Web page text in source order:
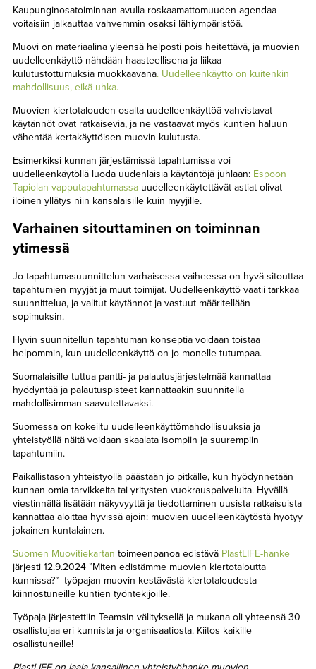
Kaupunginosatoiminnan avulla roskaamattomuuden agendaa
voitaisiin jalkauttaa vahvemmin osaksi lähiympäristöä.
Muovi on materiaalina yleensä helposti pois heitettävä, ja muovien
uudelleenkäyttö nähdään haasteellisena ja liikaa
kulutustottumuksia muokkaavana. Uudelleenkäyttö on kuitenkin
mahdollisuus, eikä uhka.
Muovien kiertotalouden osalta uudelleenkäyttöä vahvistavat
käytännöt ovat ratkaisevia, ja ne vastaavat myös kuntien haluun
vähentää kertakäyttöisen muovin kulutusta.
Esimerkiksi kunnan järjestämissä tapahtumissa voi
uudelleenkäytöllä luoda uudenlaisia käytäntöjä juhlaan: Espoon
Tapiolan vapputapahtumassauudelleenkäytettävät astiat olivat
iloinen yllätys niin kansalaisille kuin myyjille.
Varhainen sitouttaminen on toiminnan
ytimessä
Jo tapahtumasuunnittelun varhaisessa vaiheessa on hyvä sitouttaa
tapahtumien myyjät ja muut toimijat. Uudelleenkäyttö vaatii tarkkaa
suunnittelua, ja valitut käytännöt ja vastuut määritellään
sopimuksin.
Hyvin suunnitellun tapahtuman konseptia voidaan toistaa
helpommin, kun uudelleenkäyttö on jo monelle tutumpaa.
Suomalaisille tuttua pantti- ja palautusjärjestelmää kannattaa
hyödyntää ja palautuspisteet kannattaakin suunnitella
mahdollisimman saavutettavaksi.
Suomessa on kokeiltu uudelleenkäyttömahdollisuuksia ja
yhteistyöllä näitä voidaan skaalata isompiin ja suurempiin
tapahtumiin.
Paikallistason yhteistyöllä päästään jo pitkälle, kun hyödynnetään
kunnan omia tarvikkeita tai yritysten vuokrauspalveluita. Hyvällä
viestinnällä lisätään näkyvyyttä ja tiedottaminen uusista ratkaisuista
kannattaa aloittaa hyvissä ajoin: muovien uudelleenkäytöstä hyötyy
jokainen kuntalainen.
Suomen Muovitiekartan toimeenpanoa edistävä PlastLIFE-hanke
järjesti 12.9.2024 ”Miten edistämme muovien kiertotaloutta
kunnissa?” -työpajan muovin kestävästä kiertotaloudesta
kiinnostuneille kuntien työntekijöille.
Työpaja järjestettiin Teamsin välityksellä ja mukana oli yhteensä 30
osallistujaa eri kunnista ja organisaatiosta. Kiitos kaikille
osallistuneille!